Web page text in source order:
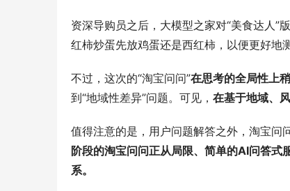
资深导购员之后，大模型之家对“美食达人
红柿炒蛋先放鸡蛋还是西红柿，以便更好地
不过，这次的“淘宝问问”在思考的全局性上
到“地域性差异”问题。可见， 在基于地域、
值得注意的是，用户问题解答之外，淘宝问
阶段的淘宝问问正从局限、简单的AI问答式
系。